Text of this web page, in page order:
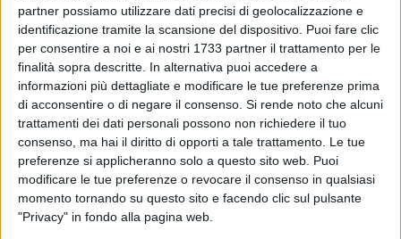
partner possiamo utilizzare dati precisi di geolocalizzazione e
identificazione tramite la scansione del dispositivo. Puoi fare clic
per consentire a noi e ai nostri 1733 partner il trattamento per le
finalità sopra descritte. In alternativa puoi accedere a
informazioni più dettagliate e modificare le tue preferenze prima
di acconsentire o di negare il consenso. Si rende noto che alcuni
trattamenti dei dati personali possono non richiedere il tuo
consenso, ma hai il diritto di opporti a tale trattamento. Le tue
preferenze si applicheranno solo a questo sito web. Puoi
modificare le tue preferenze o revocare il consenso in qualsiasi
momento tornando su questo sito e facendo clic sul pulsante
"Privacy" in fondo alla pagina web.
BISCEGLIE - 11 OTTOBRE 2019
Debutto per i portacolori della "Cavallaro" al
Giro d'Italia ciclocross
ITALIA - 6 OTTOBRE 2019
Quarto posto per Ettore Loconsolo nella prima
prova del Giro d'Italia Ciclocross
ITALIA - 1 OTTOBRE 2019
Ettore Loconsolo comincia la stagione di